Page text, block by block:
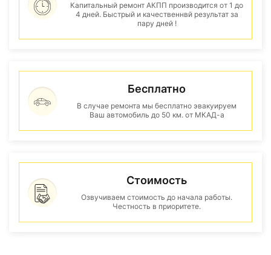
Капитальный ремонт АКПП производится от 1 до
4 дней. Быстрый и качественнвй результат за
пару дней !
Бесплатно
В случае ремонта мы бесплатно эвакуируем
Ваш автомобиль до 50 км. от МКАД-а
Стоимость
Озвучиваем стоимость до начала работы.
Честность в приоритете.